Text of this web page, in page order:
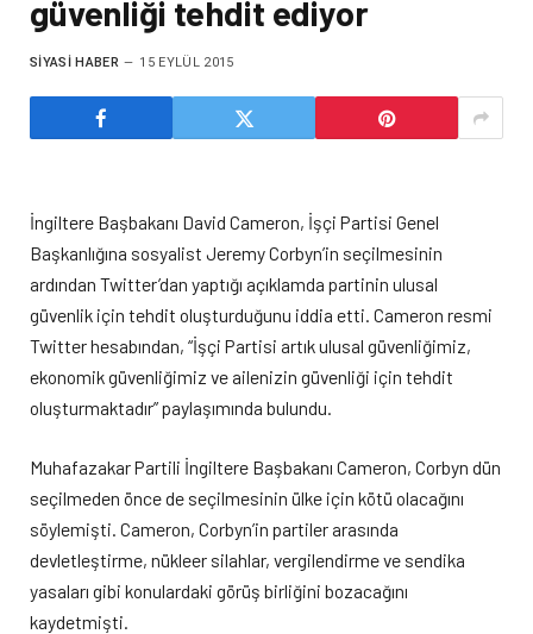
güvenliği tehdit ediyor
SIYASI HABER 15 EYLÜL 2015
İngiltere Başbakanı David Cameron, İşçi Partisi Genel
Başkanlığına sosyalist Jeremy Corbyn’in seçilmesinin
ardından Twitter’dan yaptığı açıklamda partinin ulusal
güvenlik için tehdit oluşturduğunu iddia etti. Cameron resmi
Twitter hesabından, “İşçi Partisi artık ulusal güvenliğimiz,
ekonomik güvenliğimiz ve ailenizin güvenliği için tehdit
oluşturmaktadır” paylaşımında bulundu.
Muhafazakar Partili İngiltere Başbakanı Cameron, Corbyn dün
seçilmeden önce de seçilmesinin ülke için kötü olacağını
söylemişti. Cameron, Corbyn’in partiler arasında
devletleştirme, nükleer silahlar, vergilendirme ve sendika
yasaları gibi konulardaki görüş birliğini bozacağını
kaydetmişti.